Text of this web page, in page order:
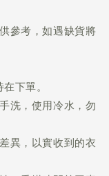
參考，如遇缺貨將
下單。
洗，使用冷水，勿
異，以實收到的衣